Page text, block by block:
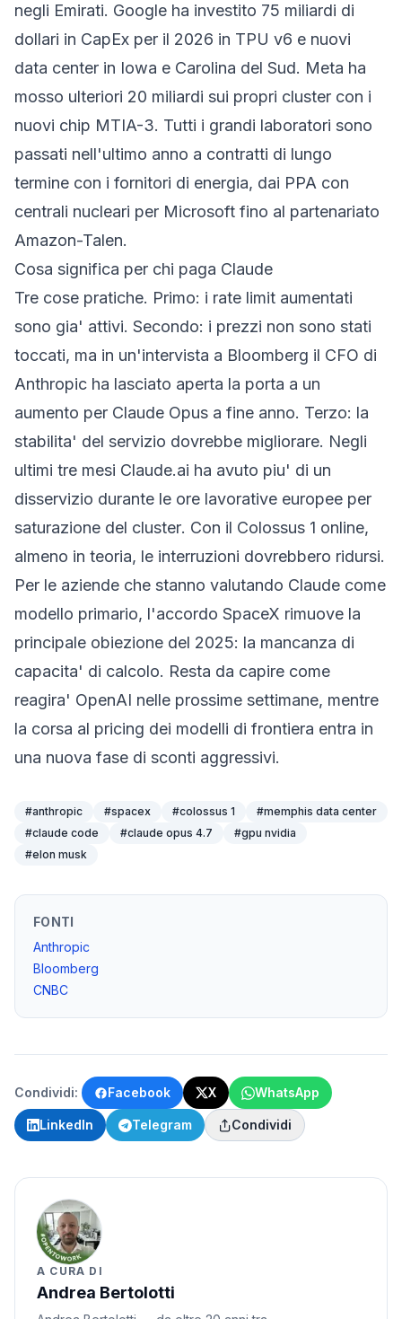
negli Emirati. Google ha investito 75 miliardi di
dollari in CapEx per il 2026 in TPU v6 e nuovi
data center in Iowa e Carolina del Sud. Meta ha
mosso ulteriori 20 miliardi sui propri cluster con i
nuovi chip MTIA-3. Tutti i grandi laboratori sono
passati nell'ultimo anno a contratti di lungo
termine con i fornitori di energia, dai PPA con
centrali nucleari per Microsoft fino al partenariato
Amazon-Talen.
Cosa significa per chi paga Claude
Tre cose pratiche. Primo: i rate limit aumentati
sono gia' attivi. Secondo: i prezzi non sono stati
toccati, ma in un'intervista a Bloomberg il CFO di
Anthropic ha lasciato aperta la porta a un
aumento per Claude Opus a fine anno. Terzo: la
stabilita' del servizio dovrebbe migliorare. Negli
ultimi tre mesi Claude.ai ha avuto piu' di un
disservizio durante le ore lavorative europee per
saturazione del cluster. Con il Colossus 1 online,
almeno in teoria, le interruzioni dovrebbero ridursi.
Per le aziende che stanno valutando Claude come
modello primario, l'accordo SpaceX rimuove la
principale obiezione del 2025: la mancanza di
capacita' di calcolo. Resta da capire come
reagira' OpenAI nelle prossime settimane, mentre
la corsa al pricing dei modelli di frontiera entra in
una nuova fase di sconti aggressivi.
#anthropic #spacex #colossus 1 #memphis data center
#claude code #claude opus 4.7 #gpu nvidia
#elon musk
FONTI
Anthropic
Bloomberg
CNBC
Condividi: Facebook X WhatsApp
LinkedIn Telegram Condividi
A CURA DI
Andrea Bertolotti